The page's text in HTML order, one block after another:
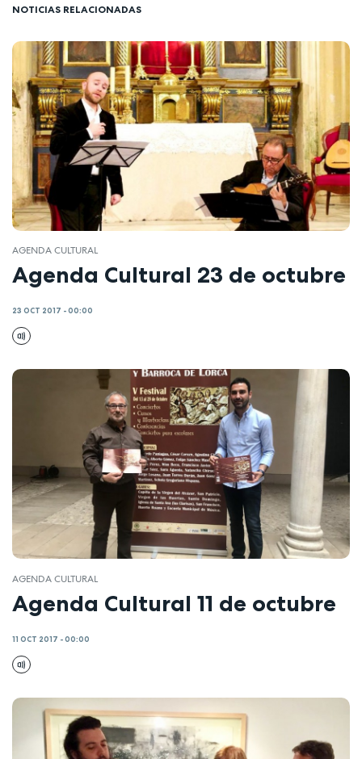
NOTICIAS RELACIONADAS
AGENDA CULTURAL
Agenda Cultural 23 de octubre
23 OCT 2017 - 00:00
AGENDA CULTURAL
Agenda Cultural 11 de octubre
11 OCT 2017 - 00:00